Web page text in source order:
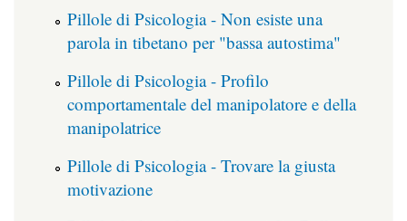
Pillole di Psicologia - Non esiste una
parola in tibetano per "bassa autostima"
Pillole di Psicologia - Profilo
comportamentale del manipolatore e della
manipolatrice
Pillole di Psicologia - Trovare la giusta
motivazione